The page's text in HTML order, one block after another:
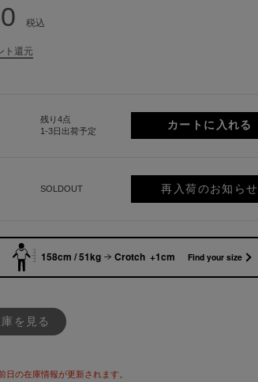
税込
ト還元
残り4点
1-3日出荷予定
SOLDOUT 再入荷のお知らせ
158cm / 51kg Crotch +1cm Find your size
を見る
日の在庫情報が更新されます。